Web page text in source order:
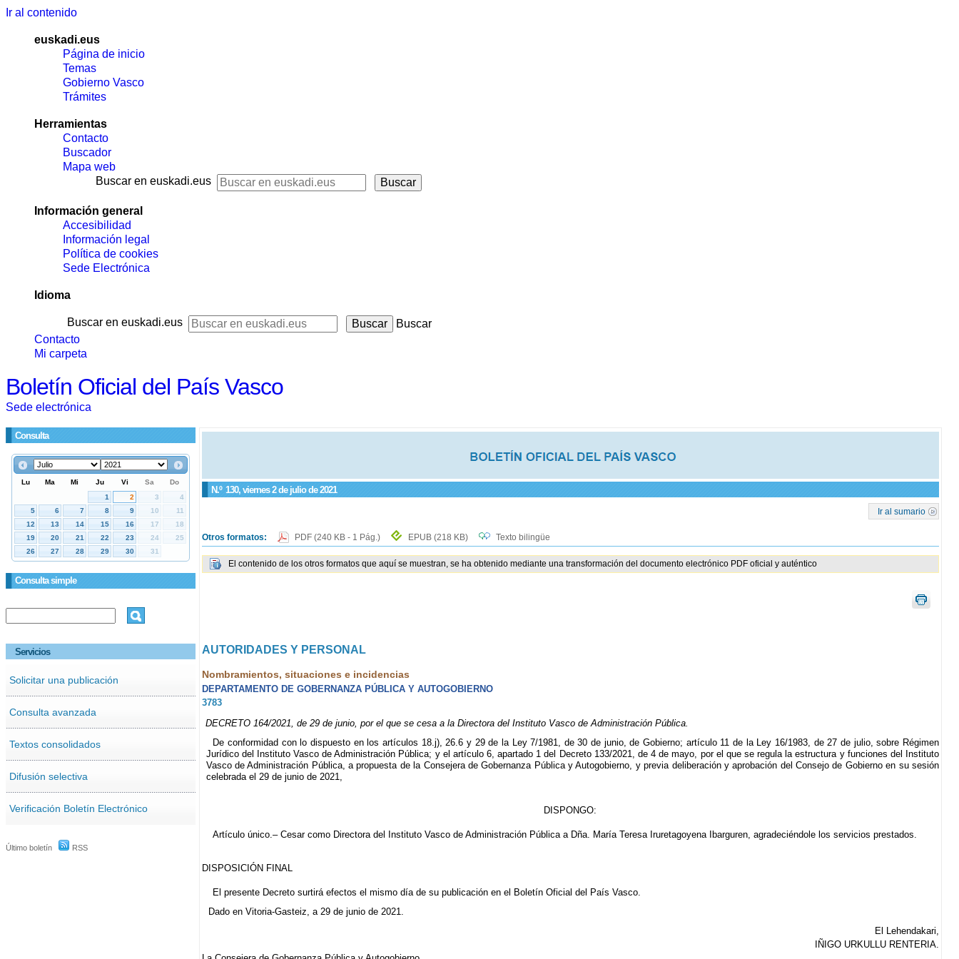
Ir al contenido
euskadi.eus
Página de inicio
Temas
Gobierno Vasco
Trámites
Herramientas
Contacto
Buscador
Mapa web
Buscar en euskadi.eus
Información general
Accesibilidad
Información legal
Política de cookies
Sede Electrónica
Idioma
Buscar en euskadi.eus
Buscar
Contacto
Mi carpeta
Boletín Oficial del País Vasco
Sede electrónica
Consulta
Consulta simple
Servicios
Solicitar una publicación
Consulta avanzada
Textos consolidados
Difusión selectiva
Verificación Boletín Electrónico
Último boletín RSS
N.º 130, viernes 2 de julio de 2021
Ir al sumario
Otros formatos: PDF (240 KB - 1 Pág.) EPUB (218 KB) Texto bilingüe
El contenido de los otros formatos que aquí se muestran, se ha obtenido mediante una transformación del documento electrónico PDF oficial y auténtico
AUTORIDADES Y PERSONAL
Nombramientos, situaciones e incidencias
DEPARTAMENTO DE GOBERNANZA PÚBLICA Y AUTOGOBIERNO
3783
DECRETO 164/2021, de 29 de junio, por el que se cesa a la Directora del Instituto Vasco de Administración Pública.
De conformidad con lo dispuesto en los artículos 18.j), 26.6 y 29 de la Ley 7/1981, de 30 de junio, de Gobierno; artículo 11 de la Ley 16/1983, de 27 de julio, sobre Régimen
Jurídico del Instituto Vasco de Administración Pública; y el artículo 6, apartado 1 del Decreto 133/2021, de 4 de mayo, por el que se regula la estructura y funciones del Instituto
Vasco de Administración Pública, a propuesta de la Consejera de Gobernanza Pública y Autogobierno, y previa deliberación y aprobación del Consejo de Gobierno en su sesión
celebrada el 29 de junio de 2021,
DISPONGO:
Artículo único.– Cesar como Directora del Instituto Vasco de Administración Pública a Dña. María Teresa Iruretagoyena Ibarguren, agradeciéndole los servicios prestados.
DISPOSICIÓN FINAL
El presente Decreto surtirá efectos el mismo día de su publicación en el Boletín Oficial del País Vasco.
Dado en Vitoria-Gasteiz, a 29 de junio de 2021.
El Lehendakari,
IÑIGO URKULLU RENTERIA.